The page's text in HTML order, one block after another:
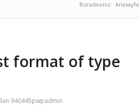
Buradasınız: Anasayfa
format of type
940445pwpadmin